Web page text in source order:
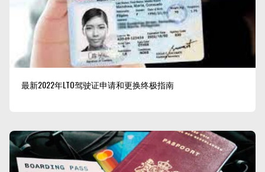
最新2022年LTO驾驶证申请和更换终极指南